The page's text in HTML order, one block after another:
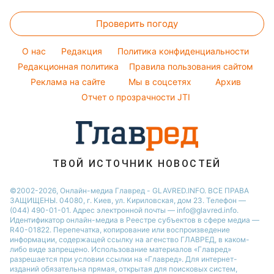
Виталий Козловский
Курс валют
Красивый маникюр
Модные ошибки
Новости моды
Советы от Андре Тана
Новости Полтавы
Новости Сум
Новости Черкассы
Новости Львова
Новости Ровно
Новости Днепра
Новости Запорожья
Новости Тернополя
Новости Одессы
Проверить погоду
O нас Редакция
Политика конфиденциальности
Редакционная политика
Правила пользования сайтом
Реклама на сайте
Мы в соцсетях
Архив
Отчет о прозрачности JTI
ТВОЙ ИСТОЧНИК НОВОСТЕЙ
©2002-2026, Онлайн-медиа Главред - GLAVRED.INFO. ВСЕ ПРАВА
ЗАЩИЩЕНЫ. 04080, г. Киев, ул. Кириловская, дом 23. Телефон —
(044) 490-01-01. Адрес электронной почты — info@glavred.info.
Идентификатор онлайн-медиа в Реестре cубъектов в сфере медиа —
R40-01822. Перепечатка, копирование или воспроизведение
информации, содержащей ссылку на агенство ГЛАВРЕД, в каком-
либо виде запрещено. Использование материалов «Главред»
разрешается при условии ссылки на «Главред». Для интернет-
изданий обязательна прямая, открытая для поисковых систем,